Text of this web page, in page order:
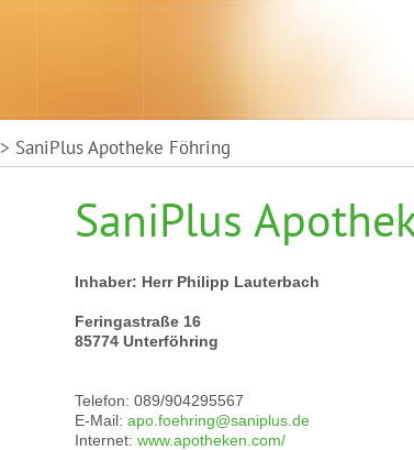
> SaniPlus Apotheke Föhring
SaniPlus
Inhaber: Herr Philipp Lauterbach
Feringastraße 16
85774 Unterföhring
Telefon: 089/904295567
E-Mail: apo.foehring@saniplus.de
Internet: www.apotheken.com/